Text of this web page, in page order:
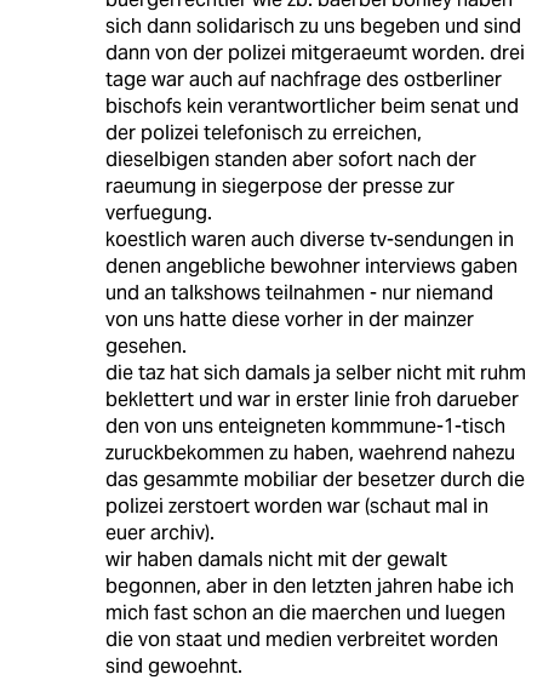
sich dann solidarisch zu uns begeben und sind
dann von der polizei mitgeraeumt worden. drei
tage war auch auf nachfrage des ostberliner
bischofs kein verantwortlicher beim senat und
der polizei telefonisch zu erreichen,
dieselbigen standen aber sofort nach der
raeumung in siegerpose der presse zur
verfuegung.
koestlich waren auch diverse tv-sendungen in
denen angebliche bewohner interviews gaben
und an talkshows teilnahmen - nur niemand
von uns hatte diese vorher in der mainzer
gesehen.
die taz hat sich damals ja selber nicht mit ruhm
beklettert und war in erster linie froh darueber
den von uns enteigneten kommmune-1-tisch
zuruckbekommen zu haben, waehrend nahezu
das gesammte mobiliar der besetzer durch die
polizei zerstoert worden war (schaut mal in
euer archiv).
wir haben damals nicht mit der gewalt
begonnen, aber in den letzten jahren habe ich
mich fast schon an die maerchen und luegen
die von staat und medien verbreitet worden
sind gewoehnt.